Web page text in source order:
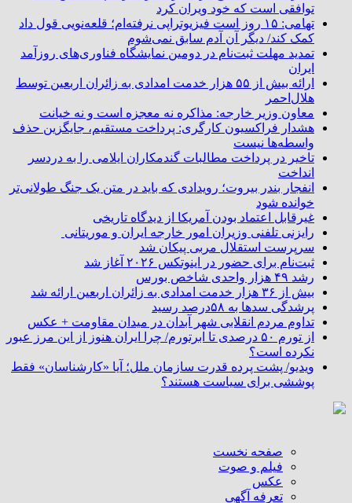
توافقی است که خود ویران کرد
تهامی: ۱۵ روز است فیزیوتراپی نرفته‌ام؛ قلعه‌نویی قول داد
کمک کند/ دیگر آن آدم سابق نمی‌شوم
تمدید مهلت ثبت‌نام در دومین نمایشگاه فناوری‌های روزآمد
ایران
ارائه بیش از ۵۵ هزار خدمت امدادی به زائران اربعین توسط
هلال‌احمر
معاون وزیر خارجه: مذاکره نه معجزه است و نه خیانت
هشدار فراکسیون کارگری: پرداخت مستقیم، جایگزین حذف
واسطه‌ها نیست
تاخیر در پرداخت مطالبات گندمکاران ایلامی را به دردسر
انداخت
انفجار بندر بیروت؛ رویدادی که باید در متن یک جنگ طولانی‌تر
خوانده شود
غیرقابل اعتماد بودن آمریکا از دیدگاه تاریخی
رایزنی تلفنی وزیران امور خارجه ایران و موریتانی
سرپرست استقلال مربی پیکان شد
ثبت‌نام برای حضور در اینوتکس ۲۰۲۶ آغاز شد
رشد ۴۹ هزار واحدی شاخص بورس
بیش از ۳۶ هزار خدمت امدادی به زائران اربعین ارائه شد
پرشدگی سدها به ۵۸درصد رسید
تداوم مردم انقلابی شهر آبدان در میدان مقاومت + عکس
از تورم ۵۰ درصدی تا ابرتورم/ چرا ایران هنوز از این مرز عبور
نکرده است؟
ویدیو/ پشت پرده قدرت سازمان ملل؛ آیا «کارشناسان» فقط
پوششی برای سیاست هستند؟
صفحه نخست
فیلم و صوت
عکس
تعرفه آگهی